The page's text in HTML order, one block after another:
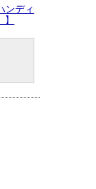
ンディ